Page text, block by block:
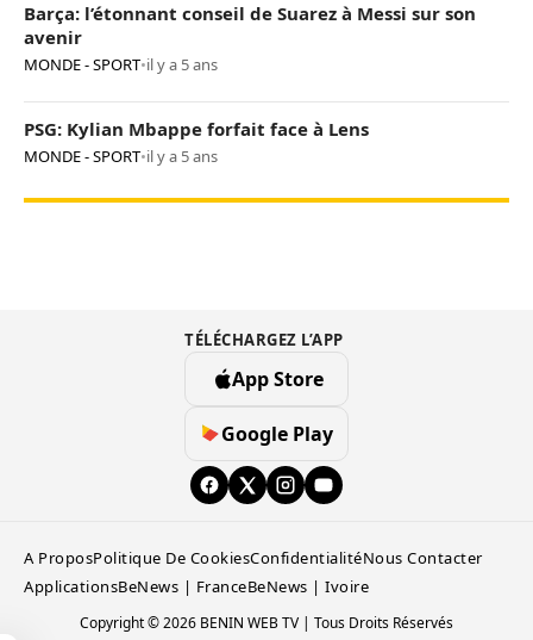
Barça: l’étonnant conseil de Suarez à Messi sur son
avenir
MONDE - SPORT•il y a 5 ans
PSG: Kylian Mbappe forfait face à Lens
MONDE - SPORT•il y a 5 ans
TÉLÉCHARGEZ L’APP
App Store
Google Play
A ProposPolitique De CookiesConfidentialitéNous Contacter
ApplicationsBeNews | FranceBeNews | Ivoire
Copyright © 2026 BENIN WEB TV | Tous Droits Réservés